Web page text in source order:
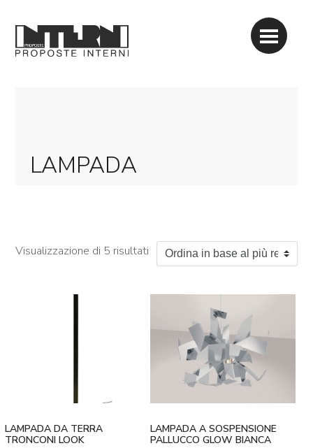
LAMPADA
Visualizzazione di 5 risultati Ordina in base al più recente
LAMPADA DA TERRA
TRONCONI LOOK
LAMPADA A SOSPENSIONE
PALLUCCO GLOW BIANCA